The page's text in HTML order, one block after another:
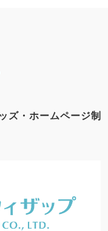
ズ・ホームページ制